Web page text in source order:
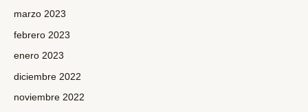
marzo 2023
febrero 2023
enero 2023
diciembre 2022
noviembre 2022